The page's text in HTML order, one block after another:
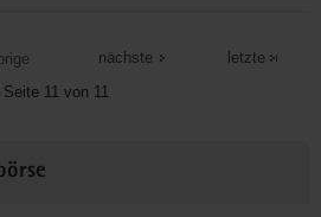
Seite 11 von 11
nächste letzte